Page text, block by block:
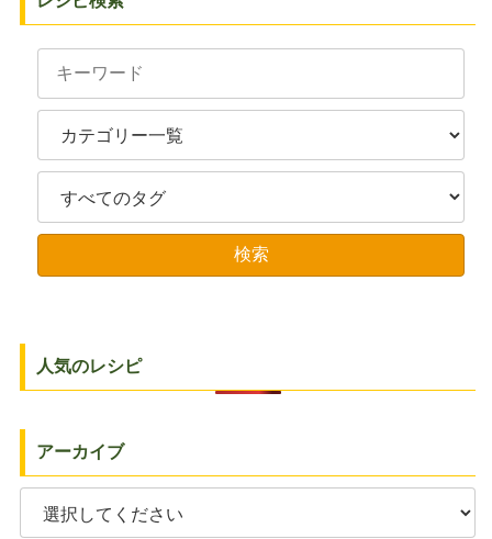
人気のレシピ
アーカイブ